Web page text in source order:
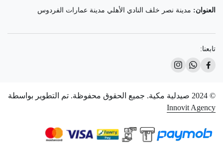
العنوان: مدينة نصر خلف النادي الأهلي مدينة عمارات الفردوس
تابعنا:
© 2024 صيدلية مكية. جميع الحقوق محفوظة. تم التطوير بواسطة
Innovit Agency